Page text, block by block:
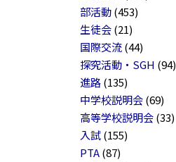
部活動(453)
生徒会(21)
国際交流(44)
探究活動・SGH (94)
進路(135)
中学校説明会(69)
高等学校説明会(33)
入試(155)
PTA(87)